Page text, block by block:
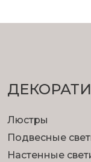
Люстры
Подвесные
Настенные